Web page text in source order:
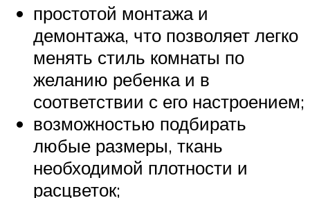
простотой монтажа и
демонтажа, что позволяет легко
менять стиль комнаты по
желанию ребенка и в
соответствии с его настроением;
возможностью подбирать
любые размеры, ткань
необходимой плотности и
расцветок;